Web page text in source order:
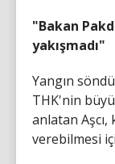
"Bakan
yakışmadı"
Yangın
THK'nin
anlatan
verebilmesi